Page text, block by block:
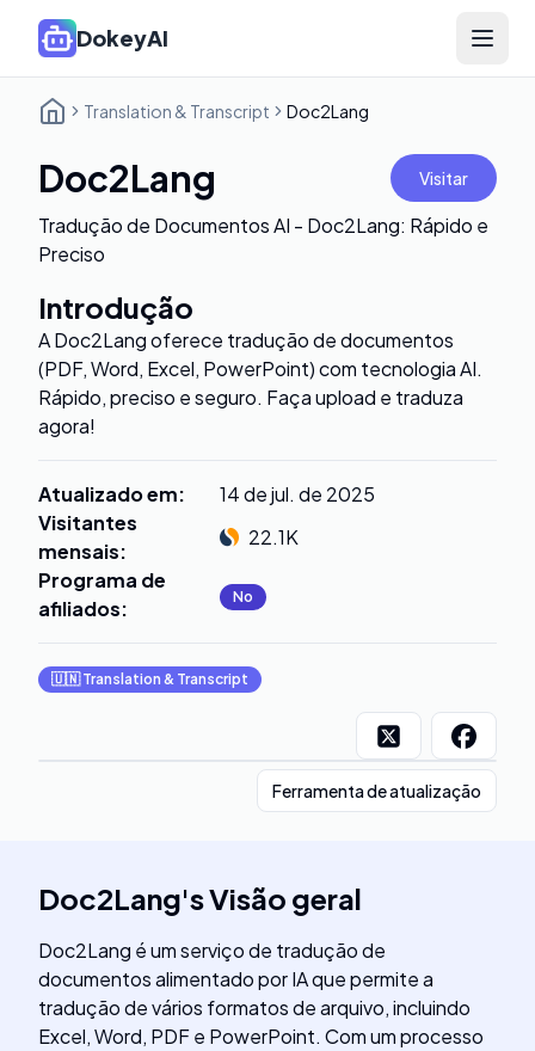
DokeyAI Open
Translation & Transcript Doc2Lang
Doc2Lang Visitar
Tradução de Documentos AI - Doc2Lang: Rápido e
Preciso
Introdução
A Doc2Lang oferece tradução de documentos
(PDF, Word, Excel, PowerPoint) com tecnologia AI.
Rápido, preciso e seguro. Faça upload e traduza
agora!
Atualizado em:
14 de jul. de 2025
Visitantes
mensais:
22.1K
Programa de
afiliados: No
🇺🇳 Translation & Transcript
Ferramenta de atualização
Doc2Lang'sVisão geral
Doc2Lang é um serviço de tradução de
documentos alimentado por IA que permite a
tradução de vários formatos de arquivo, incluindo
Excel, Word, PDF e PowerPoint. Com um processo